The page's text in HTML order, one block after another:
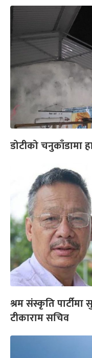
डोटीको चनुकाँडामा
श्रम संस्कृति पार्टीमा
टीकाराम सचिव